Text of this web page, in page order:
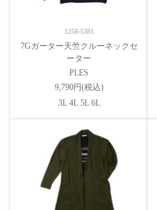
1258-5381
7Gガーター天竺クルーネックセ
ーター
PLES
9,790円(税込)
3L 4L 5L 6L